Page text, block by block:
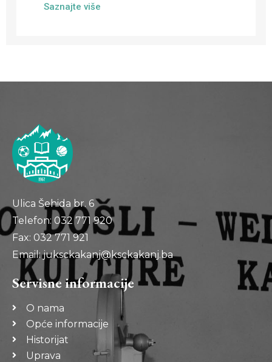
Saznajte više
Ulica Šehida br. 6
Telefon: 032 771 920
Fax: 032 771 921
Email: juksckakanj@ksckakanj.ba
Servisne informacije
O nama
Opće informacije
Historijat
Uprava